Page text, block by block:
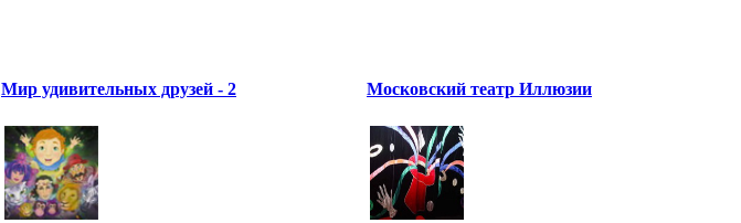
Мир удивительных друзей - 2 Московский театр Иллюзии